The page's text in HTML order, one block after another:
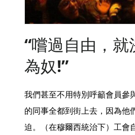
“嚐過自由，就
為奴!”
我們甚至不用特別呼籲會員參
的同事全都到街上去，因為他
迫。（在穆爾西統治下）工會